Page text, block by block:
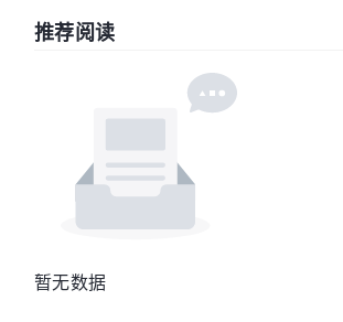
推荐阅读
暂无数据